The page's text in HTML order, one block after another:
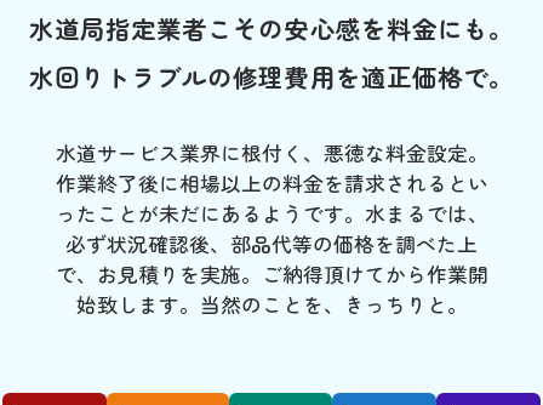
水道局指定業者こその安心感を料金にも。
水回りトラブルの修理費用を適正価格で。
水道サービス業界に根付く、悪徳な料金設定。
作業終了後に相場以上の料金を請求されるとい
ったことが未だにあるようです。水まるでは、
必ず状況確認後、部品代等の価格を調べた上
で、お見積りを実施。ご納得頂けてから作業開
始致します。当然のことを、きっちりと。